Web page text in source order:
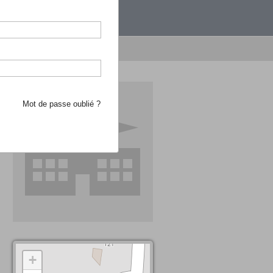
recherche d'école
+
Mot de passe oublié ?